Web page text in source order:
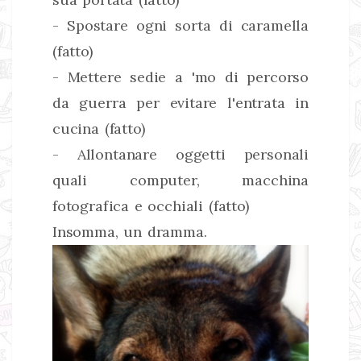
- Spostare ogni sorta di caramella
(fatto)
- Mettere sedie a 'mo di percorso
da guerra per evitare l'entrata in
cucina (fatto)
- Allontanare oggetti personali
quali computer, macchina
fotografica e occhiali (fatto)
Insomma, un dramma.